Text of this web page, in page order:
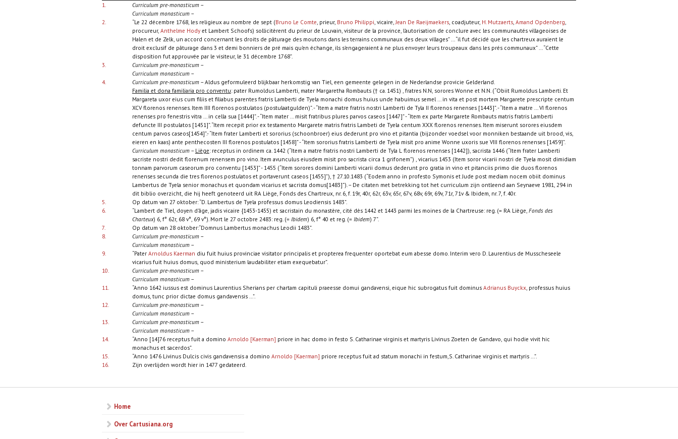
1. Curriculum pre-monasticum–
Curriculum monasticum–
2.
“Le 22 décembre 1768, les religieux au nombre de sept (Bruno Le Comte , prieur, Bruno Philippi , vicaire, Jean De Raeijmaekers, coadjuteur, H. Mutzaerts, Amand Opdenberg
procureur, Anthelme Hodyet Lambert Schoofs) sollicitèrent du prieur de Louvain, visiteur de la province, l’autorisation de conclure avec les communautés villageoises de
Halen et de Zelk, un accord concernant les droits de pâturage des moutons dans les terrains communaux des deux villages” ... “il fut décidé que les chartreux auraient le
droit exclusif de pâturage dans 3 et demi bonniers de pré mais qu'en échange, ils s'engageraient à ne plus envoyer leurs troupeaux dans les prés communaux” ... “Cette
disposition fut approuvée par le visiteur, le 31 décembre 1768”.
3.
Curriculum pre-monasticum–
Curriculum monasticum–
4.
Curriculum pre-monasticum– Aldus geformuleerd blijkbaar herkomstig van Tiel, een gemeente gelegen in de Nederlandse provicie Gelderland.
Familia et dona familiaria pro conventu: pater Rumoldus Lamberti, mater Margaretha Rombauts († ca. 1451) , fratres N.N, sorores Wonne et N.N. (“Obiit Rumoldus Lamberti. Et
Margareta uxor eius cum filiis et filiabus parentes fratris Lamberti de Tyela monachi domus huius unde habuimus semel ... in vita et post mortem Margarete prescripte centum
XCV florenos renenses. Item IIII florenos postulatos (postulaatgulden)”. - “Item a matre fratris nostri Lamberti de Tyla II florenos renenses [1443]”. - “Item a matre ... VI florenos
renenses pro fenestris vitra ... in cella sua [1444]”. - “Item mater ... misit fratribus plures parvos caseos [1447]” - “Item ex parte Margarete Rombauts matris fratris Lamberti
defuncte III postulatos [1451]”. “Item recepit prior ex testamento Margarete matris fratris Lambeti de Tyela centum XXX florenos renenses. Item miserunt sorores eiusdem
centum parvos caseos[1454]”.- “Item frater Lamberti et sororius (schoonbroer) eius dederunt pro vino et pitantia (bijzonder voedsel voor monniken bestaande uit brood, vis,
eieren en kaas) ante penthecosten III florenos postulatos [1458]” - “Item sororius fratris Lamberti de Tyela misit pro anime Wonne uxoris sue VIII florenos renenses [1459]”.
Curriculum monasticum– Liège: receptus in ordinem ca. 1442 (“Item a matre fratris nostri Lamberti de Tyla L florenos renenses [1442]), sacrista 1446 (“Item frater Lamberti
sacriste nostri dedit florenum renensem pro vino. Item avunculus eiusdem misit pro sacrista circa 1 grifonem”) , vicarius 1453 (Item soror vicarii nostri de Tyela mosit dimidiam
tonnam parvorum caseorum pro conventu [1453]” - 1455 (“Item sorores domini Lamberti vicarii domus dederunt pro gratia in vino et pitanciis primo die duos florenos
renenses secunda die tres florenos postulatos et portaverunt caseos [1455]”), † 27.10.1483 (“Eodem anno in profesto Symonis et Jude post mediam nocem obiit dominus
Lambertus de Tyela senior monachus et quondam vicarius et sacrista domus[1483]”). – De citaten met betrekking tot het curriculum zijn ontleend aan Seynaeve 1981, 294 in
dit biblio overzicht, die hij heeft genoteerd uit RA Liège, Fonds des Chartreux, nr. 6, f. 19r, 40r, 62r, 63v, 65r, 67v, 68v, 69r, 69v, 71r, 71v & Ibidem, nr. 7, f. 40r.
5.
Op datum van 27 oktober: “D. Lambertus de Tyela professus domus Leodiensis 1483”.
6.
“Lambert de Tiel, doyen d’âge, jadis vicaire {1453-1455) et sacristain du monastère, cité dès 1442 et 1443 parmi les moines de la Chartreuse: reg. (= RA Liège, Fonds des
Charteux) 6, f° 62r, 68 v°, 69 v°). Mort le 27 octobre 2483: reg. (= Ibidem) 6, f° 40 et reg. (= Ibidem) 7”.
7.
Op datum van 28 oktober:“Domnus Lambertus monachus Leodii 1483”.
8.
Curriculum pre-monasticum–
Curriculum monasticum–
9.
“Pater Arnoldus Kaerman diu fuit huius provinciae visitator principalis et propterea frequenter oportebat eum abesse domo. Interim vero D. Laurentius de Musscheseele
vicarius fuit huius domus, quod ministerium laudabiliter etiam exequebatur”.
10.
Curriculum pre-monasticum–
Curriculum monasticum–
11.
“Anno 1642 iussus est dominus Laurentius Sherians per chartam capituli praeesse domui gandavensi, eique hic subrogatus fuit dominus Adrianus Buyckx, professus huius
domus, tunc prior dictae domus gandavensis ...”.
12.
Curriculum pre-monasticum–
Curriculum monasticum–
13.
Curriculum pre-monasticum–
Curriculum monasticum–
14.
“Anno [14]76 receptus fuit a domino Arnoldo [Kaerman] priore in hac domo in festo S. Catharinae virginis et martyris Livinus Zoeten de Gandavo, qui hodie vivit hic
monachus et sacerdos”.
15.
“Anno 1476 Livinus Dulcis civis gandavensis a domino Arnoldo [Kaerman] priore receptus fuit ad statum monachi in festum,S. Catharinae virginis et martyris ...”.
16.
Zijn overlijden wordt hier in 1477 gedateerd.
Home
Over Cartusiana.org